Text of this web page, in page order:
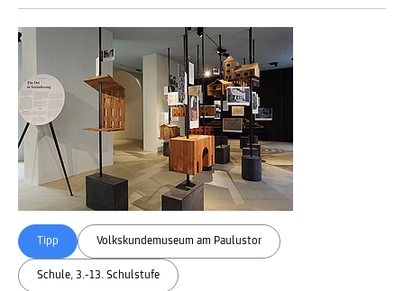
Tipp Volkskundemuseum am Paulustor
Schule, 3.-13. Schulstufe